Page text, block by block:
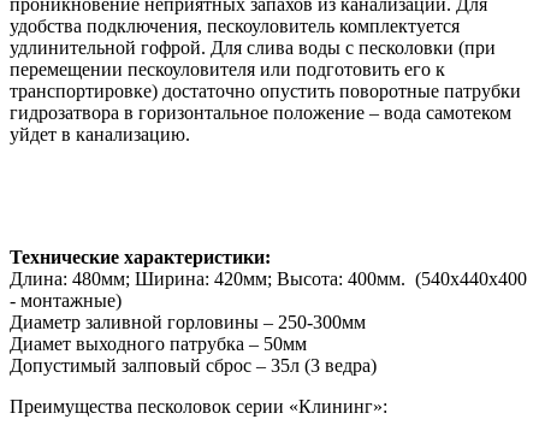
удобства подключения, пескоуловитель комплектуется
удлинительной гофрой. Для слива воды с песколовки (при
перемещении пескоуловителя или подготовить его к
транспортировке) достаточно опустить поворотные патрубки
гидрозатвора в горизонтальное положение – вода самотеком
уйдет в канализацию.
Технические характеристики:
Длина: 480мм; Ширина: 420мм; Высота: 400мм. (540х440х400
- монтажные)
Диаметр заливной горловины – 250-300мм
Диамет выходного патрубка – 50мм
Допустимый залповый сброс – 35л (3 ведра)
Преимущества песколовок серии «Клининг»: